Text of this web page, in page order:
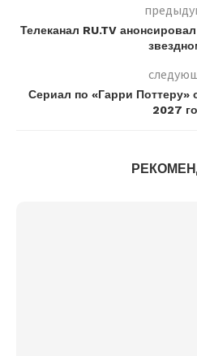
Телеканал RU.TV
Сериал по «Гарри Поттеру»
2027